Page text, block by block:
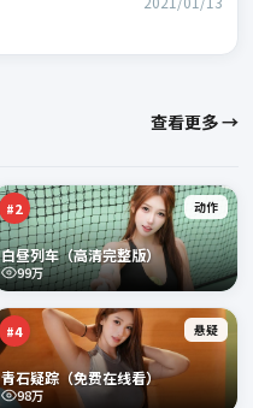
查看更多 →
#2 动作
白昼列车（高清完整版）
99万
#4 悬疑
青石疑踪（免费在线看）
98万